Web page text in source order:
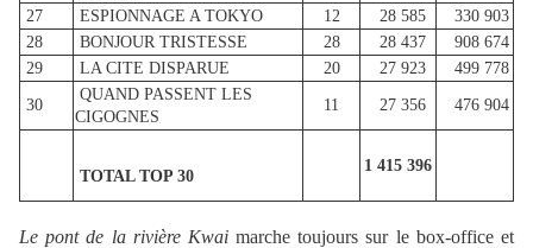
27 ESPIONNAGE A TOKYO 12 28 585
330 903
28
BONJOUR TRISTESSE 28 28 437
908 674
29
LA CITE DISPARUE 20 27 923 499 778
30
QUAND PASSENT LES
CIGOGNES
11 27 356 476 904
TOTAL TOP 30
1 415 396
Le pont de la rivière Kwaimarche toujours sur le box-office et